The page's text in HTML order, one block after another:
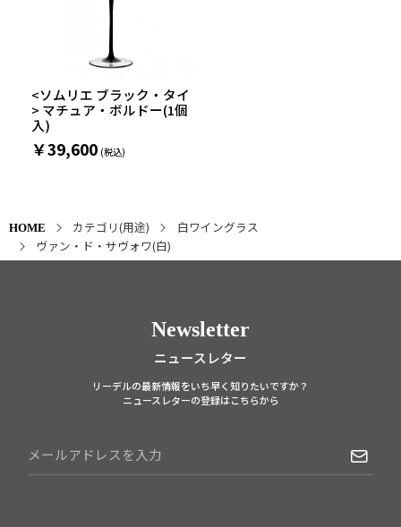
<ソムリエ ブラック・タイ
> マチュア・ボルドー(1個
入)
￥39,600
HOME カテゴリ(用途)
白ワイングラス
ヴァン・ド・サヴォワ(白)
Newsletter
ニュースレター
リーデルの最新情報をいち早く知りたいですか？
ニュースレターの登録はこちらから